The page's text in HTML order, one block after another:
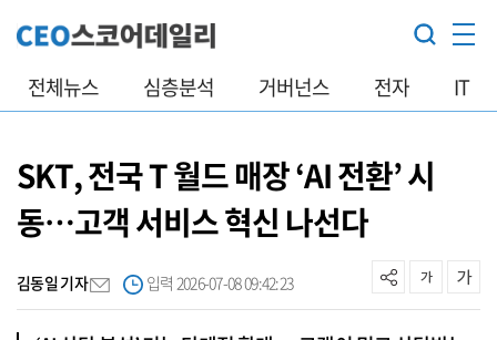
전체뉴스 심층분석 거버넌스 전자 IT
SKT, 전국 T 월드 매장 ‘AI 전환’ 시
동…고객 서비스 혁신 나선다
김동일 기자 입력 2026-07-08 09:42:23